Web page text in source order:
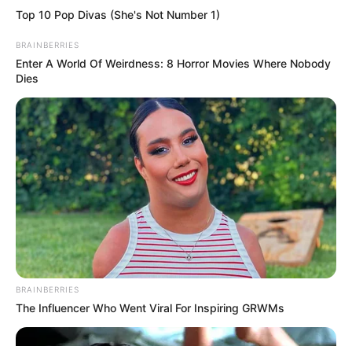
Top 10 Pop Divas (She's Not Number 1)
BRAINBERRIES
Enter A World Of Weirdness: 8 Horror Movies Where Nobody
Dies
BRAINBERRIES
The Influencer Who Went Viral For Inspiring GRWMs